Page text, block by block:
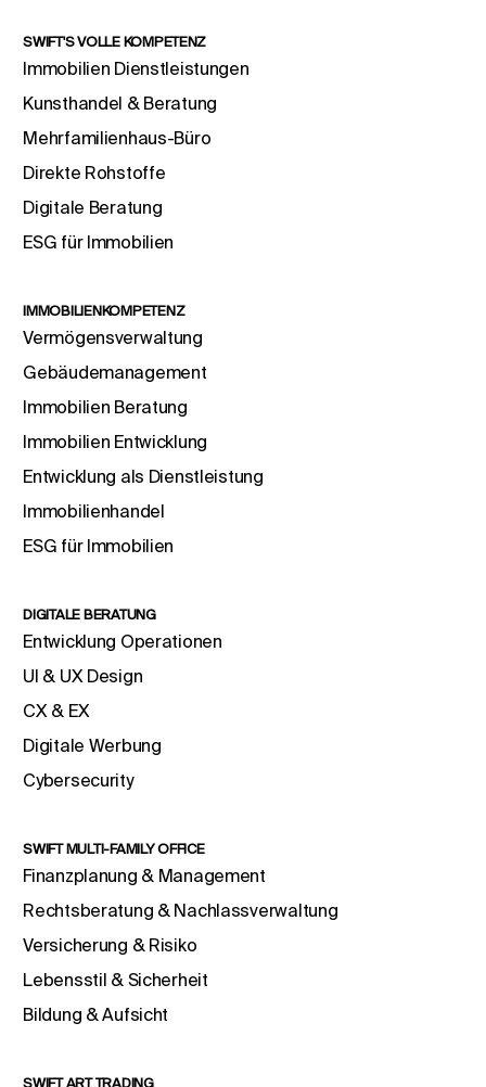
SWIFT'S VOLLE KOMPETENZ
Immobilien Dienstleistungen
Kunsthandel & Beratung
Mehrfamilienhaus-Büro
Direkte Rohstoffe
Digitale Beratung
ESG für Immobilien
IMMOBILIENKOMPETENZ
Vermögensverwaltung
Gebäudemanagement
Immobilien Beratung
Immobilien Entwicklung
Entwicklung als Dienstleistung
Immobilienhandel
ESG für Immobilien
DIGITALE BERATUNG
Entwicklung Operationen
UI & UX Design
CX & EX
Digitale Werbung
Cybersecurity
SWIFT MULTI-FAMILY OFFICE
Finanzplanung & Management
Rechtsberatung & Nachlassverwaltung
Versicherung & Risiko
Lebensstil & Sicherheit
Bildung & Aufsicht
SWIFT ART TRADING